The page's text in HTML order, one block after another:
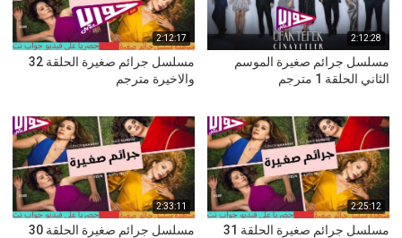
2:12:28
مسلسل جرائم صغيرة الموسم
الثاني الحلقة 1 مترجم
2:12:17
مسلسل جرائم صغيرة الحلقة 32
والاخيرة مترجم
2:25:12
مسلسل جرائم صغيرة الحلقة 31
2:33:11
مسلسل جرائم صغيرة الحلقة 30